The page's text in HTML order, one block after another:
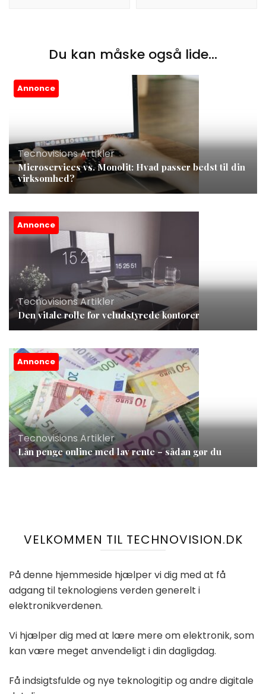
Du kan måske også lide...
Annonce
Tecnovisions Artikler
Microservices vs. Monolit: Hvad passer bedst til din
virksomhed?
Annonce
Tecnovisions Artikler
Den vitale rolle for veludstyrede kontorer
Annonce
Tecnovisions Artikler
Lån penge online med lav rente – sådan gør du
VELKOMMEN TIL TECHNOVISION.DK
På denne hjemmeside hjælper vi dig med at få
adgang til teknologiens verden generelt i
elektronikverdenen.
Vi hjælper dig med at lære mere om elektronik, som
kan være meget anvendeligt i din dagligdag.
Få indsigtsfulde og nye teknologitip og andre digitale